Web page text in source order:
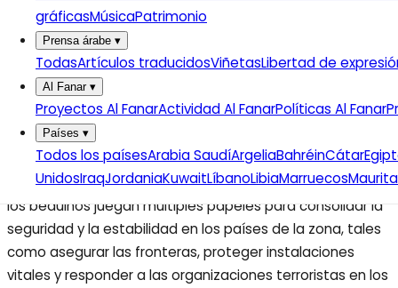
gráficasMúsicaPatrimonio
Prensa árabe ▾
TodasArtículos traducidosViñetasLibertad de
Al Fanar ▾
Proyectos Al FanarActividad Al FanarPolíticas Al Fanar
Países ▾
Todos los paísesArabia SaudíArgeliaBahréinCátar
UnidosIraqJordaniaKuwaitLíbanoLibiaMarruecos
en su territorio a pastorear, a los que se les suele
imponer multas por ese delito. Lo mismo ocurre con los
nómadas argelinos que llevan a su ganado a pastar en
las regiones desérticas fronterizas con Túnez.
Las múltiples razones:
Frente a las repercusiones negativas que se derivan del
movimiento nómada en las zonas desérticas fronterizas,
los beduinos juegan múltiples papeles para consolidar la
seguridad y la estabilidad en los países de la zona, tales
como asegurar las fronteras, proteger instalaciones
vitales y responder a las organizaciones terroristas en los